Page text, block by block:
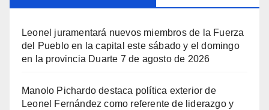
Leonel juramentará nuevos miembros de la Fuerza
del Pueblo en la capital este sábado y el domingo
en la provincia Duarte 7 de agosto de 2026
Manolo Pichardo destaca política exterior de
Leonel Fernández como referente de liderazgo y